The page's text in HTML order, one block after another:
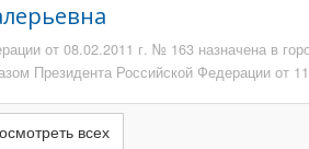
от 08.02.2011 г. № 163 назначена в
Президента Российской Федерации от
всех